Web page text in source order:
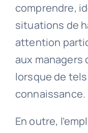
comprendre,
situations de
attention
aux managers
lorsque de
connaissance.
En outre,